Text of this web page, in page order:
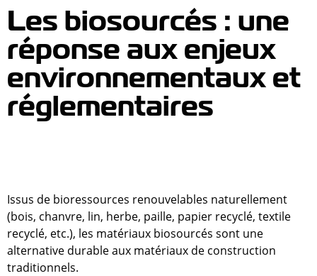
Les biosourcés : une
réponse aux enjeux
environnementaux et
réglementaires
Issus de bioressources renouvelables naturellement
(bois, chanvre, lin, herbe, paille, papier recyclé, textile
recyclé, etc.), les matériaux biosourcés sont une
alternative durable aux matériaux de construction
traditionnels.